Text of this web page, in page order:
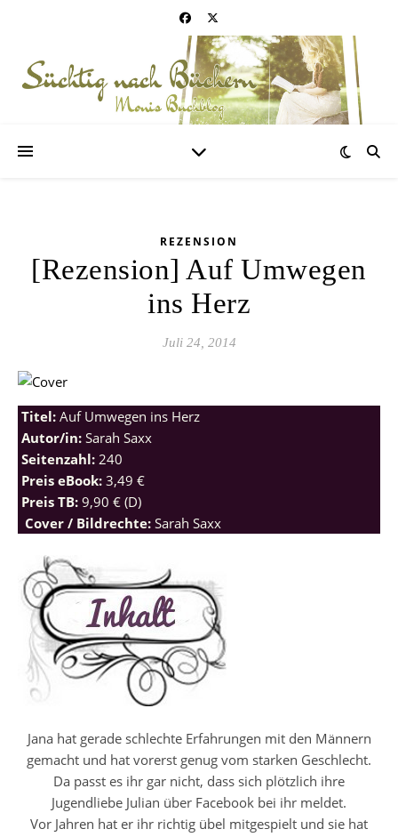
REZENSION
[Rezension] Auf Umwegen
ins Herz
Juli 24, 2014
Titel: Auf Umwegen ins Herz
Autor/in: Sarah Saxx
Seitenzahl: 240
Preis eBook: 3,49 €
Preis TB: 9,90 € (D)
Cover / Bildrechte: Sarah Saxx
Jana hat gerade schlechte Erfahrungen mit den Männern
gemacht und hat vorerst genug vom starken Geschlecht.
Da passt es ihr gar nicht, dass sich plötzlich ihre
Jugendliebe Julian über Facebook bei ihr meldet.
Vor Jahren hat er ihr richtig übel mitgespielt und sie hat